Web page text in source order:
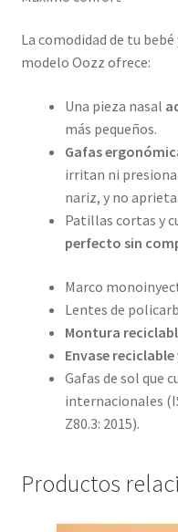
La comodidad de tu
modelo Oozz ofrece:
Una pieza nasal
más pequeños.
Gafas
irritan ni
nariz, y no
Patillas cortas y
perfecto sin
Marco
Lentes de
Montura
Envase
Gafas de sol que
internacionales
Z80.3: 2015).
Productos